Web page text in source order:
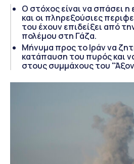
Ο στόχος είναι να σπάσει
και οι πληρεξούσιες
του έχουν επιδείξει από
πολέμου στη Γάζα.
Μήνυμα προς το Ιράν να
κατάπαυση του πυρός και
στους συμμάχους του